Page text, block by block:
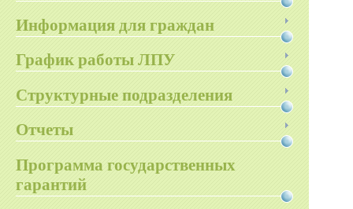
Информация для граждан
График работы ЛПУ
Структурные подразделения
Отчеты
Программа государственных
гарантий